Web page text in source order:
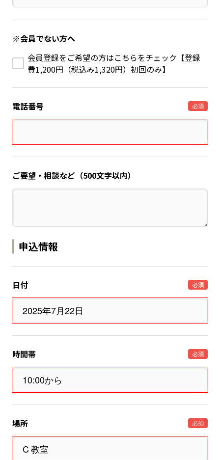
※会員でない方へ
会員登録をご希望の方はこちらをチェック【登録
費1,200円（税込み1,320円）初回のみ】
電話番号 必須
ご要望・相談など（500文字以内）
申込情報
日付 必須
時間帯 必須
場所 必須